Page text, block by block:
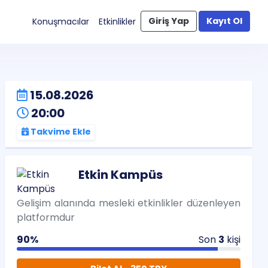
Konuşmacılar Etkinlikler Giriş Yap Kayıt Ol
15.08.2026
20:00
Takvime Ekle
Etkin Kampüs
Gelişim alanında mesleki etkinlikler düzenleyen
platformdur
90%
Son 3 kişi